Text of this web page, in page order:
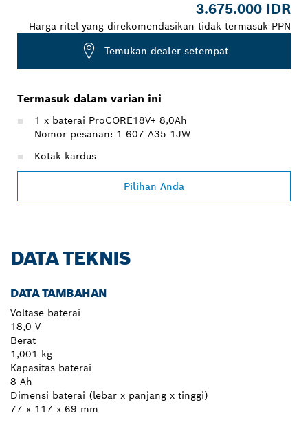
3.675.000 IDR
Harga ritel yang direkomendasikan tidak termasuk PPN
Temukan dealer setempat
Termasuk dalam varian ini
1 x baterai ProCORE18V+ 8,0Ah
Nomor pesanan: 1 607 A35 1JW
Kotak kardus
Pilihan Anda
DATA TEKNIS
DATA TAMBAHAN
Voltase baterai
18,0 V
Berat
1,001 kg
Kapasitas baterai
8 Ah
Dimensi baterai (lebar x panjang x tinggi)
77 x 117 x 69 mm